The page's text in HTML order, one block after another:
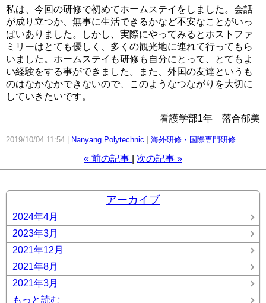
私は、今回の研修で初めてホームステイをしました。会話
が成り立つか、無事に生活できるかなど不安なことがいっ
ぱいありました。しかし、実際にやってみるとホストファ
ミリーはとても優しく、多くの観光地に連れて行ってもら
いました。ホームステイも研修も自分にとって、とてもよ
い経験をする事ができました。また、外国の友達というも
のはなかなかできないので、このようなつながりを大切に
していきたいです。
看護学部1年 落合郁美
2019/10/04 11:54 Nanyang Polytechnic 海外研修・国際専門研修
« 前の記事 次の記事 »
アーカイブ
2024年4月
2023年3月
2021年12月
2021年8月
2021年3月
もっと読む